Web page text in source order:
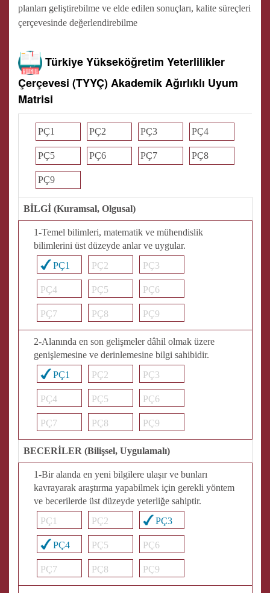
planları geliştirebilme ve elde edilen sonuçları, kalite süreçleri
çerçevesinde değerlendirebilme
Türkiye Yükseköğretim Yeterlilikler
Çerçevesi (TYYÇ) Akademik Ağırlıklı Uyum
Matrisi
PÇ1 PÇ2 PÇ3 PÇ4
PÇ5 PÇ6 PÇ7 PÇ8
PÇ9
BİLGİ (Kuramsal, Olgusal)
1-Temel bilimleri, matematik ve mühendislik
bilimlerini üst düzeyde anlar ve uygular.
PÇ1
PÇ2 PÇ3
PÇ4 PÇ5 PÇ6
PÇ7 PÇ8 PÇ9
2-Alanında en son gelişmeler dâhil olmak üzere
genişlemesine ve derinlemesine bilgi sahibidir.
PÇ1
PÇ2 PÇ3
PÇ4 PÇ5 PÇ6
PÇ7 PÇ8 PÇ9
BECERİLER (Bilişsel, Uygulamalı)
1-Bir alanda en yeni bilgilere ulaşır ve bunları
kavrayarak araştırma yapabilmek için gerekli yöntem
ve becerilerde üst düzeyde yeterliğe sahiptir.
PÇ1
PÇ2 PÇ3
PÇ4 PÇ5 PÇ6
PÇ7 PÇ8 PÇ9